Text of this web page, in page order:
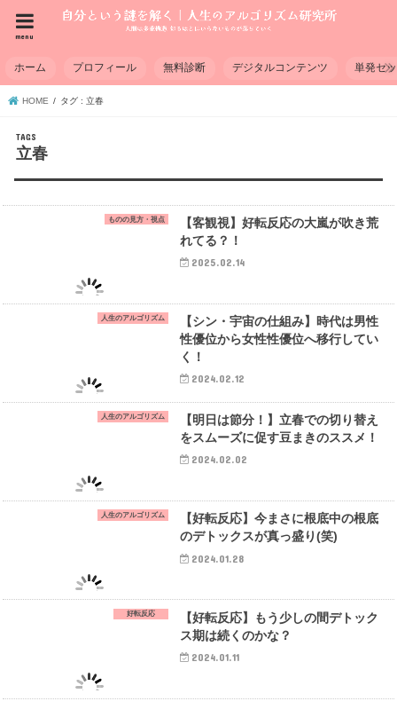
menu
ホーム プロフィール 無料診断 デジタルコンテンツ 単発セ
HOME タグ : 立春
立春
ものの見方・視点
【客観視】好転反応の大嵐が吹き荒
れてる？！
2025.02.14
人生のアルゴリズム
【シン・宇宙の仕組み】時代は男性
性優位から女性性優位へ移行してい
く！
2024.02.12
人生のアルゴリズム
【明日は節分！】立春での切り替え
をスムーズに促す豆まきのススメ！
2024.02.02
人生のアルゴリズム
【好転反応】今まさに根底中の根底
のデトックスが真っ盛り(笑)
2024.01.28
好転反応
【好転反応】もう少しの間デトック
ス期は続くのかな？
2024.01.11